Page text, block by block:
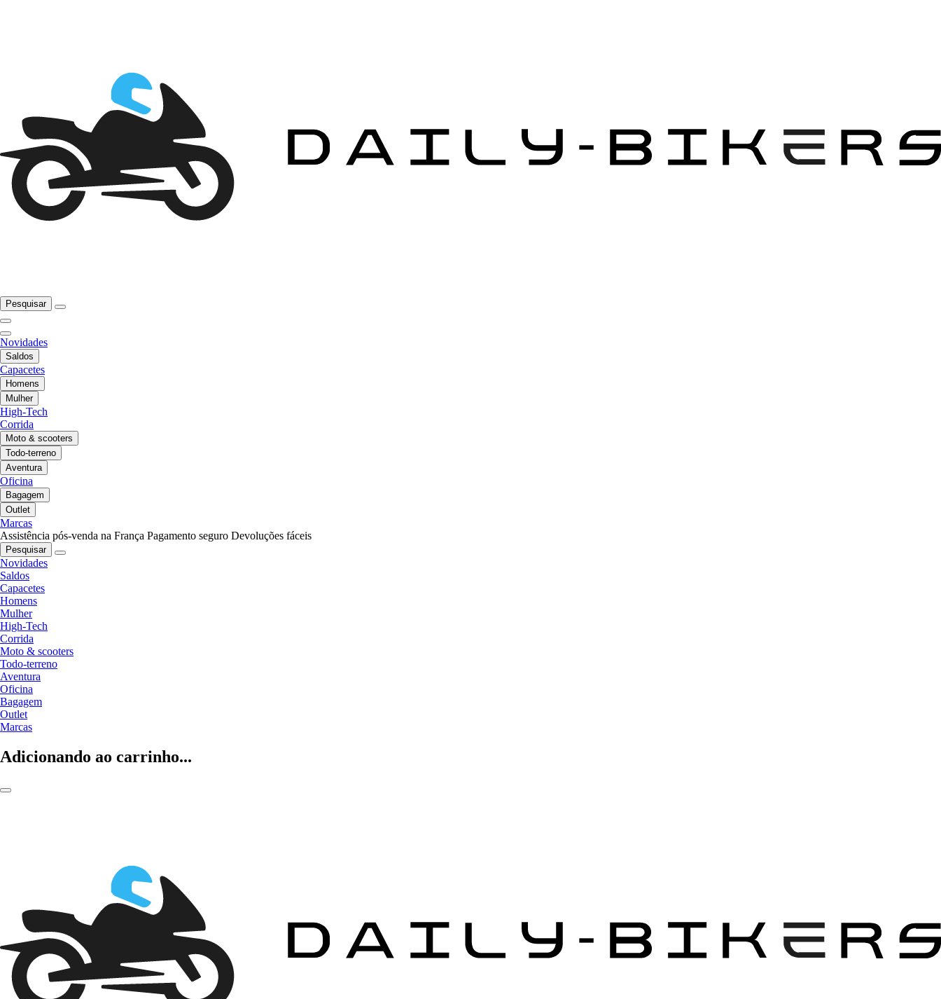
Pesquisar
Novidades
Saldos
Capacetes
Homens
Mulher
High-Tech
Corrida
Moto & scooters
Todo-terreno
Aventura
Oficina
Bagagem
Outlet
Marcas
Assistência pós-venda na França Pagamento seguro Devoluções fáceis
Pesquisar
Novidades
Saldos
Capacetes
Homens
Mulher
High-Tech
Corrida
Moto & scooters
Todo-terreno
Aventura
Oficina
Bagagem
Outlet
Marcas
Adicionando ao carrinho...